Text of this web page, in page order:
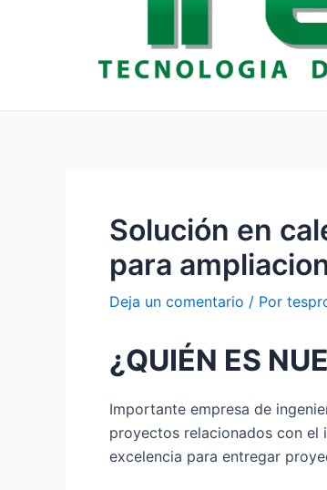
Solución en
para
Deja un comentario / Por
¿QUIÉN ES
Importante empresa de
proyectos relacionados con el
excelencia para entregar